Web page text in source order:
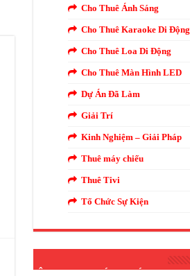
Cho Thuê Ánh Sáng
Cho Thuê Karaoke Di Động
Cho Thuê Loa Di Động
Cho Thuê Màn Hình LED
Dự Án Đã Làm
Giải Trí
Kinh Nghiệm – Giải Pháp
Thuê máy chiếu
Thuê Tivi
Tổ Chức Sự Kiện
ÂM THANH ÁNH SÁNG